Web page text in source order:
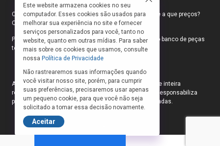
Como faço para ir ao teatro? Onde compro ingressos e a que preços?
Quais peças estão em cartaz?
Para responder a essas e outras perguntas, criamos o banco de peças
teatrais do INFOTEATRO.
As informações das peças cadastradas no site são de inteira
responsabilidade das produções. O Infoteatro não se responsabiliza
pela atualização das informações das peças cadastradas.
Este website armazena cookies no seu
computador. Esses cookies são usados para
melhorar sua experiência no site e fornecer
serviços personalizados para você, tanto no
website, quanto em outras mídias. Para saber
mais sobre os cookies que usamos, consulte
nossa Política de Privacidade
Não rastrearemos suas informações quando
você visitar nosso site, porém, para cumprir
suas preferências, precisaremos usar apenas
um pequeno cookie, para que você não seja
solicitado a tomar essa decisão novamente.
Aceitar